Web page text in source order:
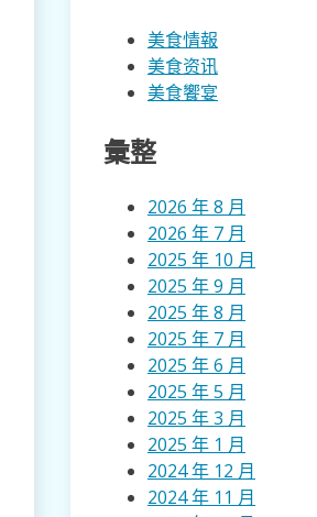
美食情報
美食资讯
美食饗宴
彙整
2026 年 8 月
2026 年 7 月
2025 年 10 月
2025 年 9 月
2025 年 8 月
2025 年 7 月
2025 年 6 月
2025 年 5 月
2025 年 3 月
2025 年 1 月
2024 年 12 月
2024 年 11 月